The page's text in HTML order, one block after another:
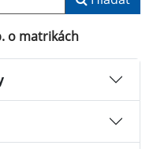
o matrikách